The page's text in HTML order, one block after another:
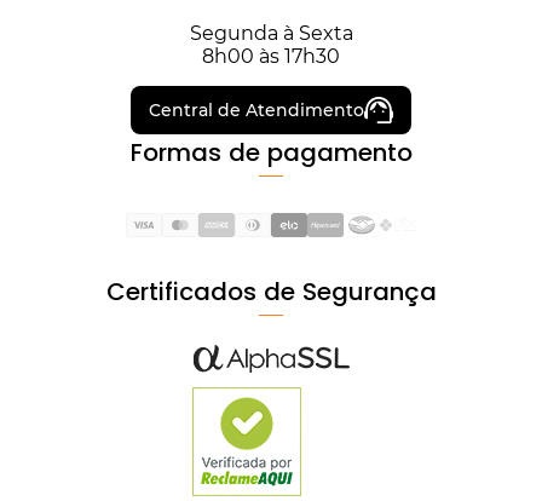
Segunda à Sexta
8h00 às 17h30
Central de Atendimento
Formas de pagamento
Certificados de Segurança